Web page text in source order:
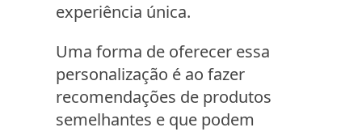
experiência única.
Uma forma de oferecer essa
personalização é ao fazer
recomendações de produtos
semelhantes e que podem